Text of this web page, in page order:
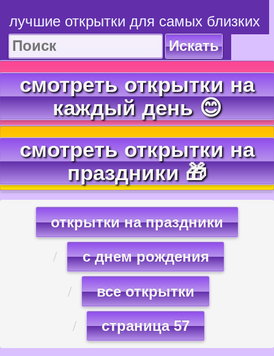
лучшие открытки для самых близких
Искать
смотреть открытки на
каждый день 😊
смотреть открытки на
праздники 🎁
открытки на праздники
с днем рождения
все открытки
страница 57